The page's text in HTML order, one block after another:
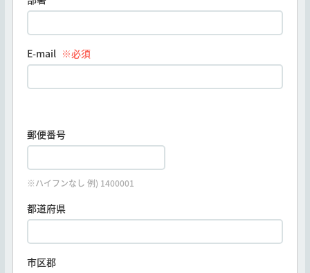
E-mail ※必須
郵便番号
※ハイフンなし 例) 1400001
都道府県
市区郡